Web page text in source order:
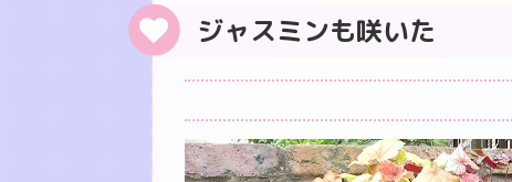
ジャスミンも咲いた